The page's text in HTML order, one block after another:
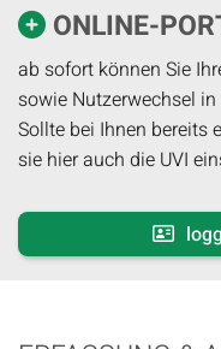
 ONLINE-
ab sofort können Sie
sowie Nutzerwechsel
Sollte bei Ihnen bereits
sie hier auch die UVI